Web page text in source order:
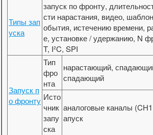
Типы зап
уска
запуск по фронту,
сти нарастания, видео,
обытия, истечению времени,
е, установке / удержанию, N
T, I²C, SPI
Запуск п
о фронту
Тип
фро
нта
нарастающий,
спадающий
Исто
чник
запу
ска
аналоговые каналы
апуск